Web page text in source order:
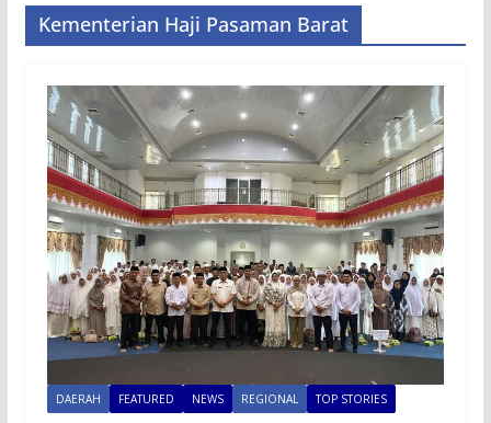
Kementerian Haji Pasaman Barat
DAERAH FEATURED NEWS REGIONAL TOP STORIES